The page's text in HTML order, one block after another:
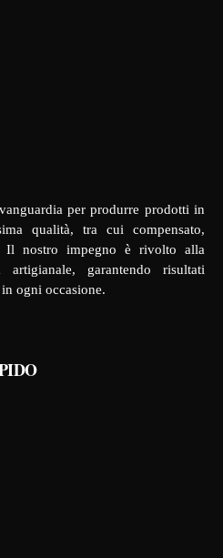
per produrre prodotti in
qualità, tra cui compensato,
Il nostro impegno è rivolto alla
garantendo risultati
ogni occasione.